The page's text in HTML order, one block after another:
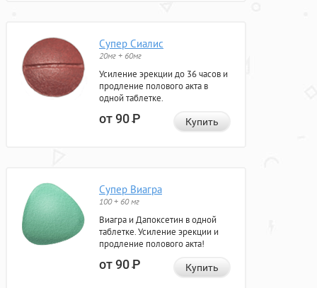
Супер Сиалис
20мг + 60мг
Усиление эрекции до 36 часов и
продление полового акта в
одной таблетке.
от 90Р Купить
Супер Виагра
100 + 60 мг
Виагра и Дапоксетин в одной
таблетке. Усиление эрекции и
продление полового акта!
от 90Р Купить